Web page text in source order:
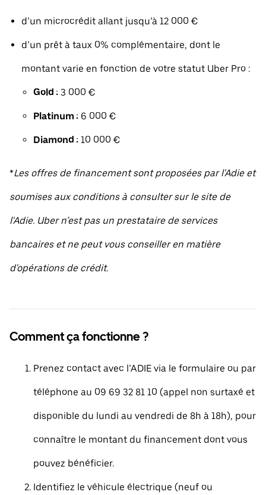
d’un microcrédit allant jusqu’à 12 000 €
d’un prêt à taux 0% complémentaire, dont le
montant varie en fonction de votre statut Uber Pro :
Gold : 3 000 €
Platinum : 6 000 €
Diamond : 10 000 €
*Les offres de financement sont proposées par l'Adie et
soumises aux conditions à consulter sur le site de
l'Adie. Uber n’est pas un prestataire de services
bancaires et ne peut vous conseiller en matière
d'opérations de crédit.
Comment ça fonctionne ?
Prenez contact avec l’ADIE via le formulaire ou par
téléphone au 09 69 32 81 10 (appel non surtaxé et
disponible du lundi au vendredi de 8h à 18h), pour
connaître le montant du financement dont vous
pouvez bénéficier.
Identifiez le véhicule électrique (neuf ou